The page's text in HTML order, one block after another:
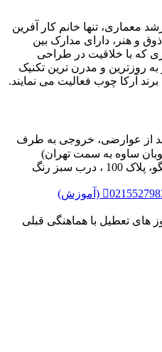
معماری، تنها خانم کار آفرین
و هنر، دارای مدارک بین
که با خلاقیت در طراحی
روزترین و مدرن ترین تکنیک
آرکا چوب فعالیت می نمایند.
بعد از عوارضی، خروجی به طرف
ساوه به سمت تهران)
(آموزش)